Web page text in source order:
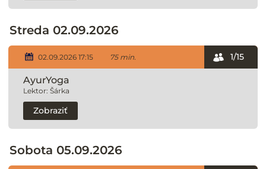
Streda 02.09.2026
02.09.2026 17:15 75 min.
AyurYoga
Lektor: Šárka
1/15
Zobraziť
Sobota 05.09.2026